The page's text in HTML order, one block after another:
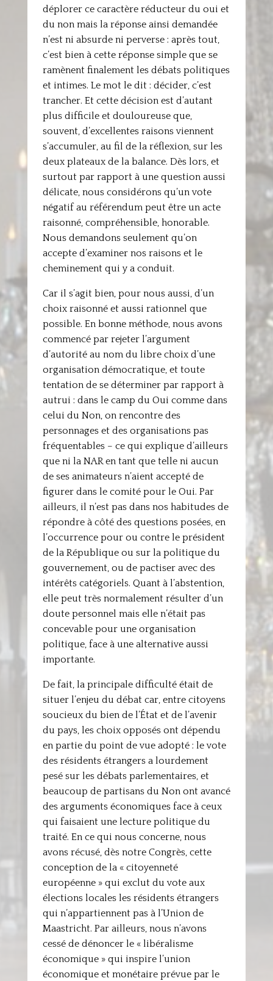
déplorer ce caractère réducteur du oui et
du non mais la réponse ainsi demandée
n’est ni absurde ni perverse : après tout,
c’est bien à cette réponse simple que se
ramènent finalement les débats politiques
et intimes. Le mot le dit : décider, c’est
trancher. Et cette décision est d’autant
plus difficile et douloureuse que,
souvent, d’excellentes raisons viennent
s’accumuler, au fil de la réflexion, sur les
deux plateaux de la balance. Dès lors, et
surtout par rapport à une question aussi
délicate, nous considérons qu’un vote
négatif au référendum peut être un acte
raisonné, compréhensible, honorable.
Nous demandons seulement qu’on
accepte d’examiner nos raisons et le
cheminement qui y a conduit.
Car il s’agit bien, pour nous aussi, d’un
choix raisonné et aussi rationnel que
possible. En bonne méthode, nous avons
commencé par rejeter l’argument
d’autorité au nom du libre choix d’une
organisation démocratique, et toute
tentation de se déterminer par rapport à
autrui : dans le camp du Oui comme dans
celui du Non, on rencontre des
personnages et des organisations pas
fréquentables – ce qui explique d’ailleurs
que ni la NAR en tant que telle ni aucun
de ses animateurs n’aient accepté de
figurer dans le comité pour le Oui. Par
ailleurs, il n’est pas dans nos habitudes de
répondre à côté des questions posées, en
l’occurrence pour ou contre le président
de la République ou sur la politique du
gouvernement, ou de pactiser avec des
intérêts catégoriels. Quant à l’abstention,
elle peut très normalement résulter d’un
doute personnel mais elle n’était pas
concevable pour une organisation
politique, face à une alternative aussi
importante.
De fait, la principale difficulté était de
situer l’enjeu du débat car, entre citoyens
soucieux du bien de l’État et de l’avenir
du pays, les choix opposés ont dépendu
en partie du point de vue adopté : le vote
des résidents étrangers a lourdement
pesé sur les débats parlementaires, et
beaucoup de partisans du Non ont avancé
des arguments économiques face à ceux
qui faisaient une lecture politique du
traité. En ce qui nous concerne, nous
avons récusé, dès notre Congrès, cette
conception de la « citoyenneté
européenne » qui exclut du vote aux
élections locales les résidents étrangers
qui n’appartiennent pas à l’Union de
Maastricht. Par ailleurs, nous n’avons
cessé de dénoncer le « libéralisme
économique » qui inspire l’union
économique et monétaire prévue par le